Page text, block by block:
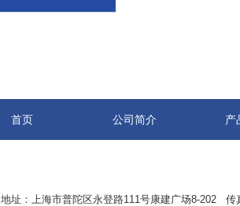
首页 公司简介 产
地址：上海市普陀区永登路111号康建广场8-202